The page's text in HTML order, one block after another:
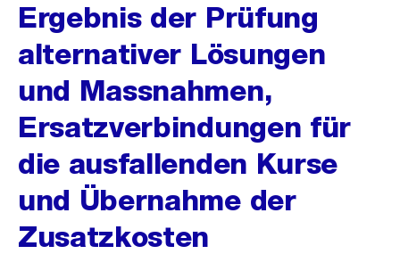
Ergebnis der Prüfung
alternativer Lösungen
und Massnahmen,
Ersatzverbindungen für
die ausfallenden Kurse
und Übernahme der
Zusatzkosten